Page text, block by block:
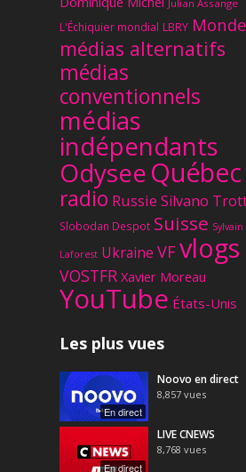
Julian Assange
L'Échiquier mondial LBRY Monde
médias alternatifs
médias
conventionnels
médias
indépendants
OdyseeQuébec
radio Russie Silvano
Slobodan Despot Suisse Sylvain
Laforest Ukraine VFvlogs
VOSTFR Xavier Moreau
YouTube États-Unis
Les plus vues
En direct
Noovo en direct
8,857 vues
En direct
LIVE CNEWS
8,768 vues